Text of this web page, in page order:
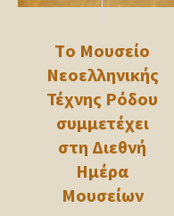
Τo Μουσείο
Νεοελληνικής
Τέχνης Ρόδου
συμμετέχει
στη Διεθνή
Ημέρα
Μουσείων